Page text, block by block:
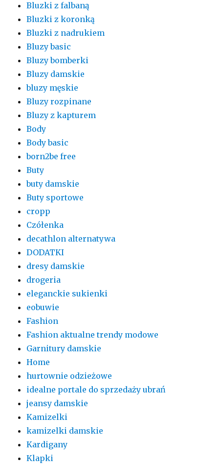
Bluzki z falbaną
Bluzki z koronką
Bluzki z nadrukiem
Bluzy basic
Bluzy bomberki
Bluzy damskie
bluzy męskie
Bluzy rozpinane
Bluzy z kapturem
Body
Body basic
born2be free
Buty
buty damskie
Buty sportowe
cropp
Czółenka
decathlon alternatywa
DODATKI
dresy damskie
drogeria
eleganckie sukienki
eobuwie
Fashion
Fashion aktualne trendy modowe
Garnitury damskie
Home
hurtownie odzieżowe
idealne portale do sprzedaży ubrań
jeansy damskie
Kamizelki
kamizelki damskie
Kardigany
Klapki